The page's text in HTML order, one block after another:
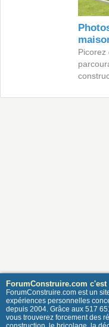
Picorez
ForumConstruire.com
ForumConstruire.com est un
expériences personnelles
depuis 2004. Grâce aux 517
vous trouverez forcement des